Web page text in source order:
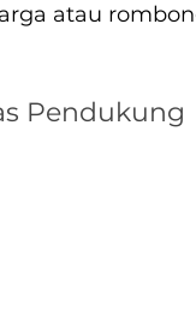
atau
Pendukung